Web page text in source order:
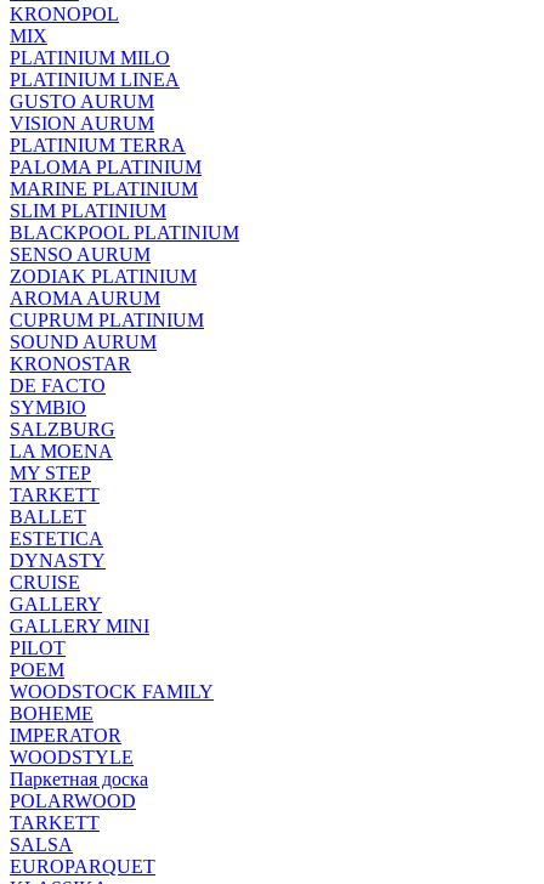
KRONOPOL
MIX
PLATINIUM MILO
PLATINIUM LINEA
GUSTO AURUM
VISION AURUM
PLATINIUM TERRA
PALOMA PLATINIUM
MARINE PLATINIUM
SLIM PLATINIUM
BLACKPOOL PLATINIUM
SENSO AURUM
ZODIAK PLATINIUM
AROMA AURUM
CUPRUM PLATINIUM
SOUND AURUM
KRONOSTAR
DE FACTO
SYMBIO
SALZBURG
LA MOENA
MY STEP
TARKETT
BALLET
ESTETICA
DYNASTY
CRUISE
GALLERY
GALLERY MINI
PILOT
POEM
WOODSTOCK FAMILY
BOHEME
IMPERATOR
WOODSTYLE
Паркетная доска
POLARWOOD
TARKETT
SALSA
EUROPARQUET